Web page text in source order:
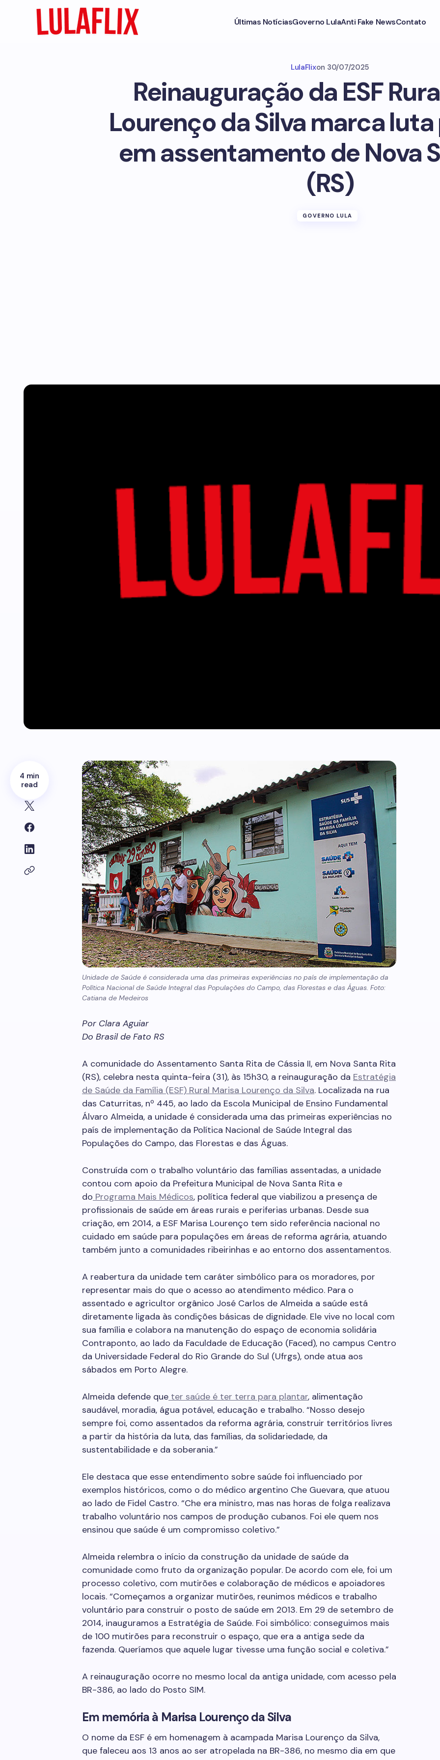
Últimas NotíciasGoverno LulaAnti Fake NewsContato
LulaFlixon 30/07/2025
Reinauguração da ESF
Lourenço da Silva marca
em assentamento de Nova
(RS)
GOVERNO LULA
4 min
read
Unidade de Saúde é considerada uma das primeiras experiências no país de implementação da
Política Nacional de Saúde Integral das Populações do Campo, das Florestas e das Águas. Foto:
Catiana de Medeiros
Por Clara Aguiar
Do Brasil de Fato RS
A comunidade do Assentamento Santa Rita de Cássia II, em Nova Santa Rita
(RS), celebra nesta quinta-feira (31), às 15h30, a reinauguração da Estratégia
de Saúde da Família (ESF) Rural Marisa Lourenço da Silva. Localizada na rua
das Caturritas, nº 445, ao lado da Escola Municipal de Ensino Fundamental
Álvaro Almeida, a unidade é considerada uma das primeiras experiências no
país de implementação da Política Nacional de Saúde Integral das
Populações do Campo, das Florestas e das Águas.
Construída com o trabalho voluntário das famílias assentadas, a unidade
contou com apoio da Prefeitura Municipal de Nova Santa Rita e
do Programa Mais Médicos, política federal que viabilizou a presença de
profissionais de saúde em áreas rurais e periferias urbanas. Desde sua
criação, em 2014, a ESF Marisa Lourenço tem sido referência nacional no
cuidado em saúde para populações em áreas de reforma agrária, atuando
também junto a comunidades ribeirinhas e ao entorno dos assentamentos.
A reabertura da unidade tem caráter simbólico para os moradores, por
representar mais do que o acesso ao atendimento médico. Para o
assentado e agricultor orgânico José Carlos de Almeida a saúde está
diretamente ligada às condições básicas de dignidade. Ele vive no local com
sua família e colabora na manutenção do espaço de economia solidária
Contraponto, ao lado da Faculdade de Educação (Faced), no campus Centro
da Universidade Federal do Rio Grande do Sul (Ufrgs), onde atua aos
sábados em Porto Alegre.
Almeida defende que ter saúde é ter terra para plantar, alimentação
saudável, moradia, água potável, educação e trabalho. “Nosso desejo
sempre foi, como assentados da reforma agrária, construir territórios livres
a partir da história da luta, das famílias, da solidariedade, da
sustentabilidade e da soberania.”
Ele destaca que esse entendimento sobre saúde foi influenciado por
exemplos históricos, como o do médico argentino Che Guevara, que atuou
ao lado de Fidel Castro. “Che era ministro, mas nas horas de folga realizava
trabalho voluntário nos campos de produção cubanos. Foi ele quem nos
ensinou que saúde é um compromisso coletivo.”
Almeida relembra o início da construção da unidade de saúde da
comunidade como fruto da organização popular. De acordo com ele, foi um
processo coletivo, com mutirões e colaboração de médicos e apoiadores
locais. “Começamos a organizar mutirões, reunimos médicos e trabalho
voluntário para construir o posto de saúde em 2013. Em 29 de setembro de
2014, inauguramos a Estratégia de Saúde. Foi simbólico: conseguimos mais
de 100 mutirões para reconstruir o espaço, que era a antiga sede da
fazenda. Queríamos que aquele lugar tivesse uma função social e coletiva.”
A reinauguração ocorre no mesmo local da antiga unidade, com acesso pela
BR-386, ao lado do Posto SIM.
Em memória à Marisa Lourenço da Silva
O nome da ESF é em homenagem à acampada Marisa Lourenço da Silva,
que faleceu aos 13 anos ao ser atropelada na BR-386, no mesmo dia em que